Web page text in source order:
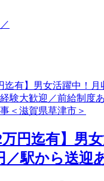
万円迄有】男
／駅から送迎